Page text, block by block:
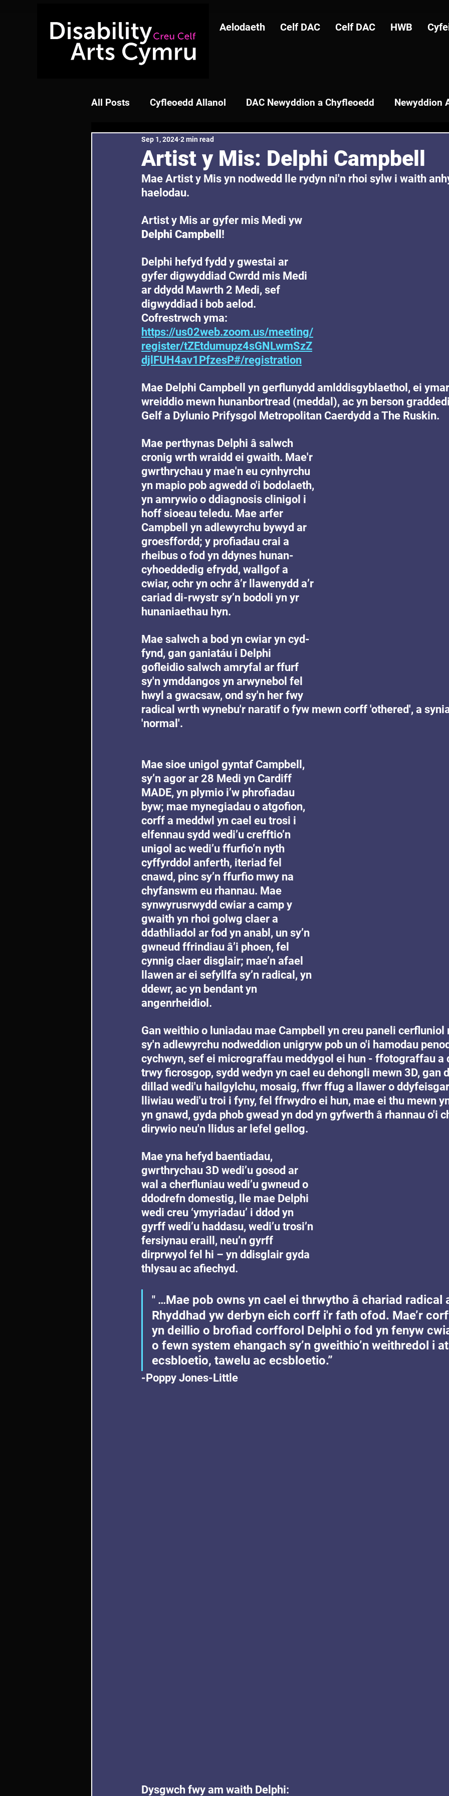
Aelodaeth Celf DAC Celf DAC HWB
All Posts Cyfleoedd Allanol DAC Newyddion a Chyfleoedd Newyddion
Artist y Mis: Delphi Campbell
Sep 1, 2024 2 min read
Mae Artist y Mis yn nodwedd lle rydyn ni'n rhoi sylw i waith
haelodau.
Artist y Mis ar gyfer mis Medi yw
Delphi Campbell !
Delphi hefyd fydd y gwestai ar
gyfer digwyddiad Cwrdd mis Medi
ar ddydd Mawrth 2 Medi, sef
digwyddiad i bob aelod.
Cofrestrwch yma:
https://us02web.zoom.us/meeting/
register/tZEtdumupz4sGNLwmSzZ
djlFUH4av1PfzesP#/registration
Mae Delphi Campbell yn gerflunydd amlddisgyblaethol, ei
wreiddio mewn hunanbortread (meddal), ac yn berson
Gelf a Dylunio Prifysgol Metropolitan Caerdydd a The Ruskin.
Mae perthynas Delphi â salwch
cronig wrth wraidd ei gwaith. Mae'r
gwrthrychau y mae'n eu cynhyrchu
yn mapio pob agwedd o'i bodolaeth,
yn amrywio o ddiagnosis clinigol i
hoff sioeau teledu. Mae arfer
Campbell yn adlewyrchu bywyd ar
groesffordd; y profiadau crai a
rheibus o fod yn ddynes hunan-
cyhoeddedig efrydd, wallgof a
cwiar, ochr yn ochr â’r llawenydd a’r
cariad di-rwystr sy’n bodoli yn yr
hunaniaethau hyn.
Mae salwch a bod yn cwiar yn cyd-
fynd, gan ganiatáu i Delphi
gofleidio salwch amryfal ar ffurf
sy'n ymddangos yn arwynebol fel
hwyl a gwacsaw, ond sy'n her fwy
radical wrth wynebu'r naratif o fyw mewn corff 'othered', a
'normal'.
Mae sioe unigol gyntaf Campbell,
sy’n agor ar 28 Medi yn Cardiff
MADE, yn plymio i’w phrofiadau
byw; mae mynegiadau o atgofion,
corff a meddwl yn cael eu trosi i
elfennau sydd wedi’u crefftio’n
unigol ac wedi’u ffurfio’n nyth
cyffyrddol anferth, iteriad fel
cnawd, pinc sy’n ffurfio mwy na
chyfanswm eu rhannau. Mae
synwyrusrwydd cwiar a camp y
gwaith yn rhoi golwg claer a
ddathliadol ar fod yn anabl, un sy’n
gwneud ffrindiau â’i phoen, fel
cynnig claer disglair; mae’n afael
llawen ar ei sefyllfa sy’n radical, yn
ddewr, ac yn bendant yn
angenrheidiol.
Gan weithio o luniadau mae Campbell yn creu paneli cerfluniol
sy'n adlewyrchu nodweddion unigryw pob un o'i hamodau
cychwyn, sef ei micrograffau meddygol ei hun - ffotograffau a
trwy ficrosgop, sydd wedyn yn cael eu dehongli mewn 3D, gan
dillad wedi'u hailgylchu, mosaig, ffwr ffug a llawer o
lliwiau wedi'u troi i fyny, fel ffrwydro ei hun, mae ei thu mewn
yn gnawd, gyda phob gwead yn dod yn gyfwerth â rhannau o'i
dirywio neu'n llidus ar lefel gellog.
Mae yna hefyd baentiadau,
gwrthrychau 3D wedi’u gosod ar
wal a cherfluniau wedi’u gwneud o
ddodrefn domestig, lle mae Delphi
wedi creu ‘ymyriadau’ i ddod yn
gyrff wedi’u haddasu, wedi’u trosi’n
fersiynau eraill, neu’n gyrff
dirprwyol fel hi – yn ddisglair gyda
thlysau ac afiechyd.
" …Mae pob owns yn cael ei thrwytho â chariad radical
Rhyddhad yw derbyn eich corff i'r fath ofod. Mae’r
yn deillio o brofiad corfforol Delphi o fod yn fenyw
o fewn system ehangach sy’n gweithio’n weithredol i
ecsbloetio, tawelu ac ecsbloetio.”
-Poppy Jones-Little
Dysgwch fwy am waith Delphi: